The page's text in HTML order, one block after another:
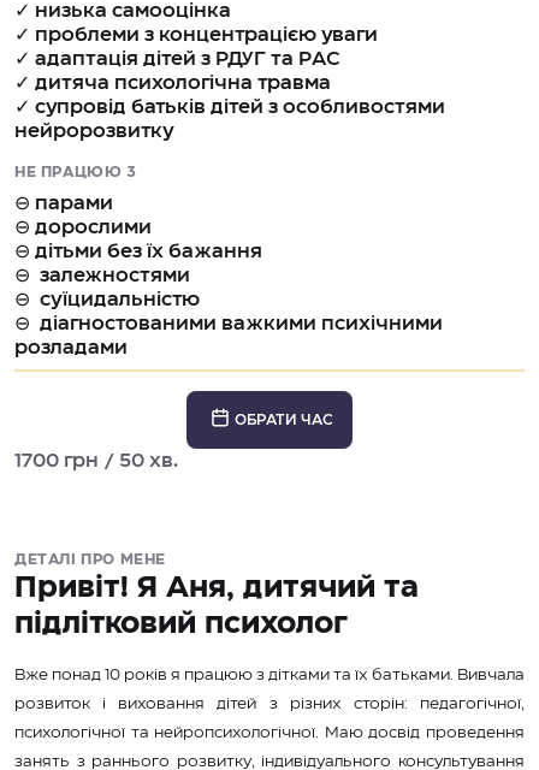
✓ низька самооцінка
✓ проблеми з концентрацією уваги
✓ адаптація дітей з РДУГ та РАС
✓ дитяча психологічна травма
✓ супровід батьків дітей з особливостями
нейророзвитку
НЕ ПРАЦЮЮ З
⊖ парами
⊖ дорослими
⊖ дітьми без їх бажання
⊖ залежностями
⊖ суїцидальністю
⊖ діагностованими важкими психічними
розладами
ОБРАТИ ЧАС
1700 грн / 50 хв.
ДЕТАЛІ ПРО МЕНЕ
Привіт! Я Аня, дитячий та
підлітковий психолог
Вже понад 10 років я працюю з дітками та їх батьками. Вивчала
розвиток і виховання дітей з різних сторін: педагогічної,
психологічної та нейропсихологічної. Маю досвід проведення
занять з раннього розвитку, індивідуального консультування